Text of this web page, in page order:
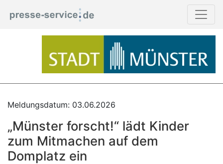
Meldungsdatum: 03.06.2026
„Münster forscht!“ lädt Kinder
zum Mitmachen auf dem
Domplatz ein